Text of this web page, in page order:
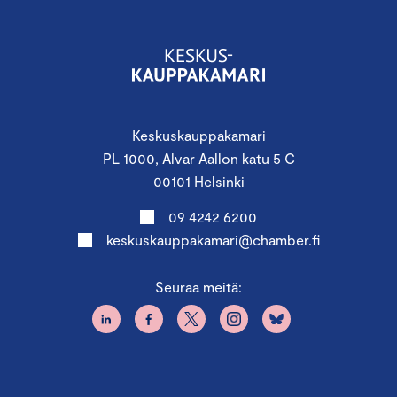
Keskuskauppakamari
PL 1000, Alvar Aallon katu 5 C
00101 Helsinki
09 4242 6200
keskuskauppakamari@chamber.fi
Seuraa meitä: